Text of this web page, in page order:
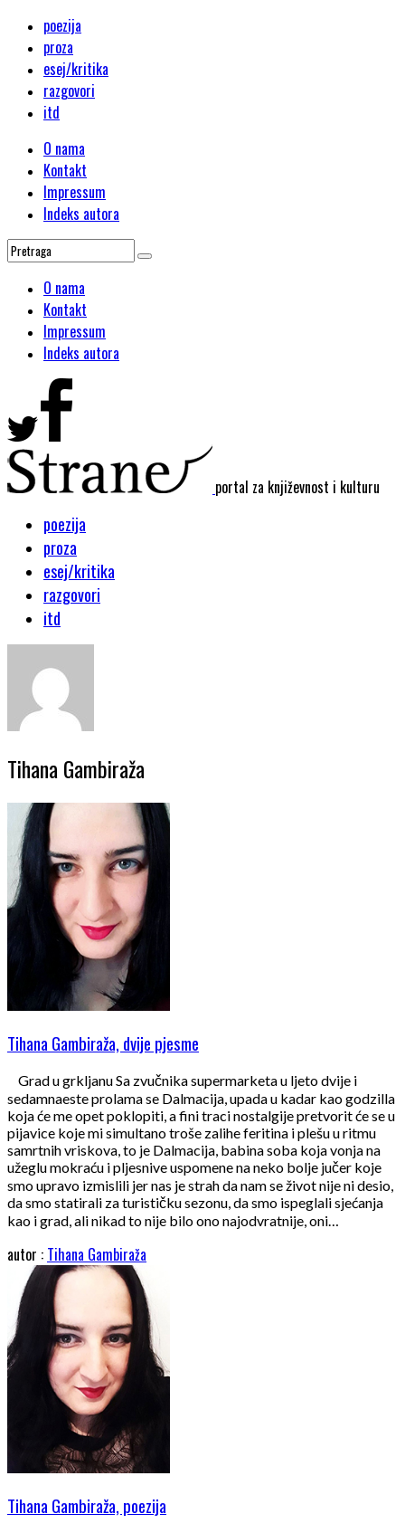
poezija
proza
esej/kritika
razgovori
itd
O nama
Kontakt
Impressum
Indeks autora
O nama
Kontakt
Impressum
Indeks autora
portal za književnost i kulturu
poezija
proza
esej/kritika
razgovori
itd
Tihana Gambiraža
Tihana Gambiraža, dvije pjesme
Grad u grkljanu Sa zvučnika supermarketa u ljeto dvije i
sedamnaeste prolama se Dalmacija, upada u kadar kao godzilla
koja će me opet poklopiti, a fini traci nostalgije pretvorit će se u
pijavice koje mi simultano troše zalihe feritina i plešu u ritmu
samrtnih vriskova, to je Dalmacija, babina soba koja vonja na
užeglu mokraću i pljesnive uspomene na neko bolje jučer koje
smo upravo izmislili jer nas je strah da nam se život nije ni desio,
da smo statirali za turističku sezonu, da smo ispeglali sjećanja
kao i grad, ali nikad to nije bilo ono najodvratnije, oni…
autor : Tihana Gambiraža
Tihana Gambiraža, poezija